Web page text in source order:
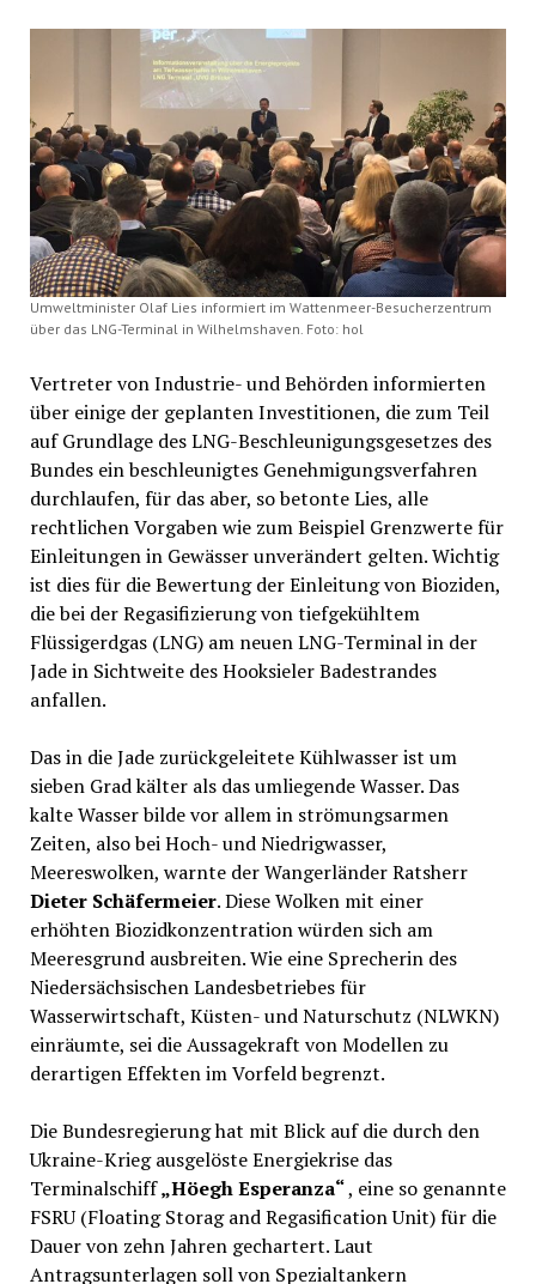
Umweltminister Olaf Lies informiert im Wattenmeer-Besucherzentrum
über das LNG-Terminal in Wilhelmshaven. Foto: hol
Vertreter von Industrie- und Behörden informierten
über einige der geplanten Investitionen, die zum Teil
auf Grundlage des LNG-Beschleunigungsgesetzes des
Bundes ein beschleunigtes Genehmigungsverfahren
durchlaufen, für das aber, so betonte Lies, alle
rechtlichen Vorgaben wie zum Beispiel Grenzwerte für
Einleitungen in Gewässer unverändert gelten. Wichtig
ist dies für die Bewertung der Einleitung von Bioziden,
die bei der Regasifizierung von tiefgekühltem
Flüssigerdgas (LNG) am neuen LNG-Terminal in der
Jade in Sichtweite des Hooksieler Badestrandes
anfallen.
Das in die Jade zurückgeleitete Kühlwasser ist um
sieben Grad kälter als das umliegende Wasser. Das
kalte Wasser bilde vor allem in strömungsarmen
Zeiten, also bei Hoch- und Niedrigwasser,
Meereswolken, warnte der Wangerländer Ratsherr
Dieter Schäfermeier. Diese Wolken mit einer
erhöhten Biozidkonzentration würden sich am
Meeresgrund ausbreiten. Wie eine Sprecherin des
Niedersächsischen Landesbetriebes für
Wasserwirtschaft, Küsten- und Naturschutz (NLWKN)
einräumte, sei die Aussagekraft von Modellen zu
derartigen Effekten im Vorfeld begrenzt.
Die Bundesregierung hat mit Blick auf die durch den
Ukraine-Krieg ausgelöste Energiekrise das
Terminalschiff„Höegh Esperanza“, eine so genannte
FSRU (Floating Storag and Regasification Unit) für die
Dauer von zehn Jahren gechartert. Laut
Antragsunterlagen soll von Spezialtankern